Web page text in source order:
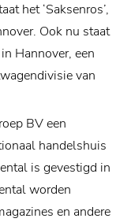
het ‘Saksenros’,
Ook nu staat
Hannover, een
van
BV een
handelshuis
is gevestigd in
worden
en andere